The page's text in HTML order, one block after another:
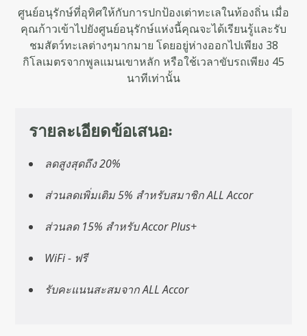
ศูนย์อนุรักษ์ที่อุทิศให้กับการปกป้องเต่าทะเลในท้องถิ่น เมื่อ
คุณก้าวเข้าไปยังศูนย์อนุรักษ์แห่งนี้คุณจะได้เรียนรู้และรับ
ชมสัตว์ทะเลต่างๆมากมาย โดยอยู่ห่างออกไปเพียง 38
กิโลเมตรจากพูลแมนเขาหลัก หรือใช้เวลาขับรถเพียง 45
นาทีเท่านั้น
รายละเอียดข้อเสนอ:
ลดสูงสุดถึง 20%
ส่วนลดเพิ่มเติม 5% สำหรับสมาชิก ALL Accor
ส่วนลด 15% สำหรับ Accor Plus+
WiFi - ฟรี
รับคะแนนสะสมจาก ALL Accor